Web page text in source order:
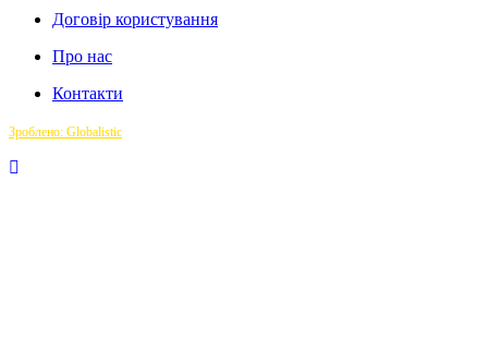
Договір користування
Про нас
Контакти
Зроблено: Globalistic